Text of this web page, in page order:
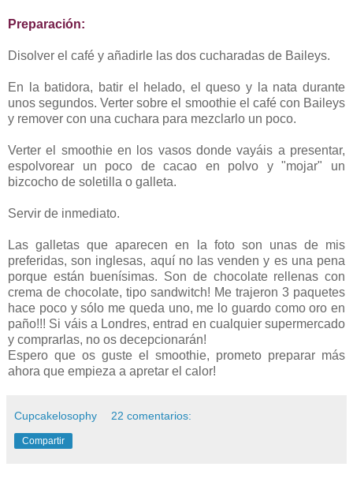
Preparación:
Disolver el café y añadirle las dos cucharadas de Baileys.
En la batidora, batir el helado, el queso y la nata durante
unos segundos. Verter sobre el smoothie el café con Baileys
y remover con una cuchara para mezclarlo un poco.
Verter el smoothie en los vasos donde vayáis a presentar,
espolvorear un poco de cacao en polvo y "mojar" un
bizcocho de soletilla o galleta.
Servir de inmediato.
Las galletas que aparecen en la foto son unas de mis
preferidas, son inglesas, aquí no las venden y es una pena
porque están buenísimas. Son de chocolate rellenas con
crema de chocolate, tipo sandwitch! Me trajeron 3 paquetes
hace poco y sólo me queda uno, me lo guardo como oro en
paño!!! Si váis a Londres, entrad en cualquier supermercado
y comprarlas, no os decepcionarán!
Espero que os guste el smoothie, prometo preparar más
ahora que empieza a apretar el calor!
Cupcakelosophy 22 comentarios:
Compartir